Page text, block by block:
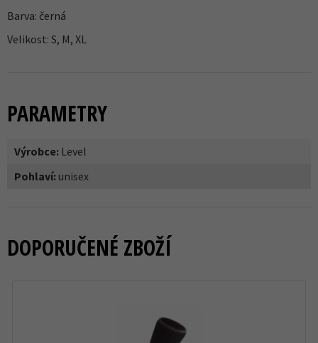
Barva: černá
Velikost: S, M, XL
PARAMETRY
Výrobce: Level
Pohlaví: unisex
DOPORUČENÉ ZBOŽÍ